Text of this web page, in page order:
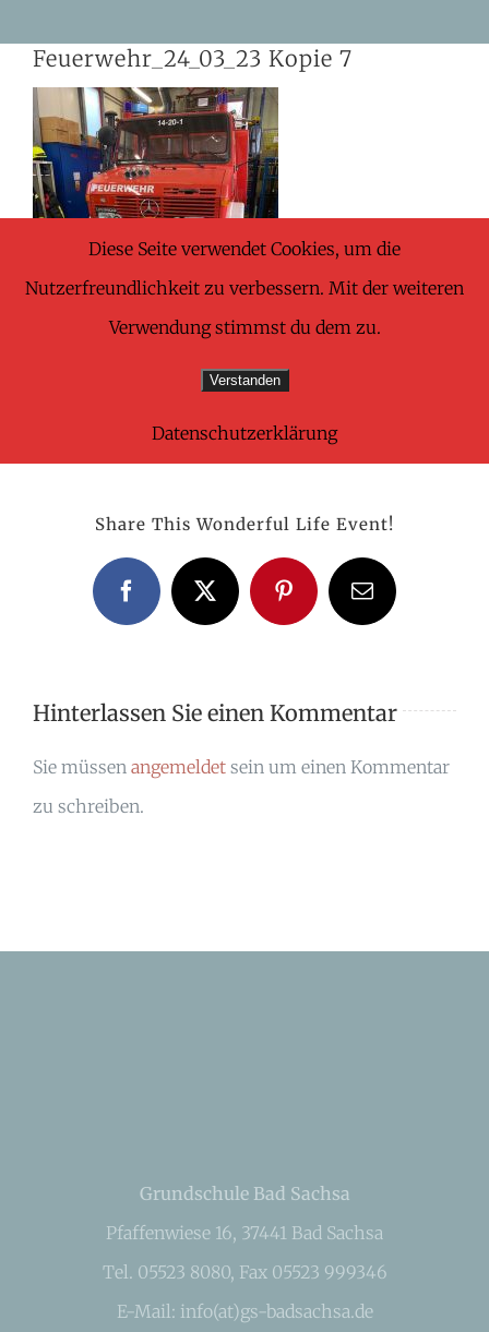
content
Feuerwehr_24_03_23 Kopie 7
Share This Wonderful Life Event!
FacebookX PinterestE-
Mail
Hinterlassen Sie einen Kommentar
Sie müssen angemeldet sein um einen Kommentar
zu schreiben.
Grundschule Bad Sachsa
Pfaffenwiese 16, 37441 Bad Sachsa
Tel. 05523 8080, Fax 05523 999346
E-Mail: info(at)gs-badsachsa.de
Diese Seite verwendet Cookies, um die
Nutzerfreundlichkeit zu verbessern. Mit der weiteren
Verwendung stimmst du dem zu.
Verstanden
Datenschutzerklärung